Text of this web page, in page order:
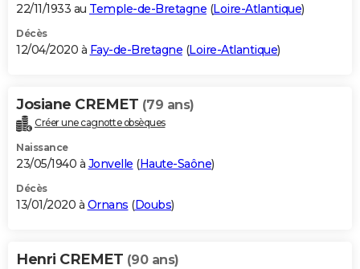
22/11/1933 au Temple-de-Bretagne (Loire-Atlantique)
Décès
12/04/2020 à Fay-de-Bretagne (Loire-Atlantique)
Josiane CREMET (79 ans)
Créer une cagnotte obsèques
Naissance
23/05/1940 à Jonvelle (Haute-Saône)
Décès
13/01/2020 à Ornans (Doubs)
Henri CREMET (90 ans)